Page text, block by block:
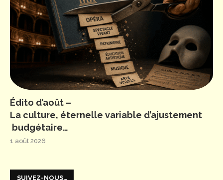
Édito d’août –
La culture, éternelle variable d’ajustement
budgétaire…
1 août 2026
SUIVEZ-NOUS…